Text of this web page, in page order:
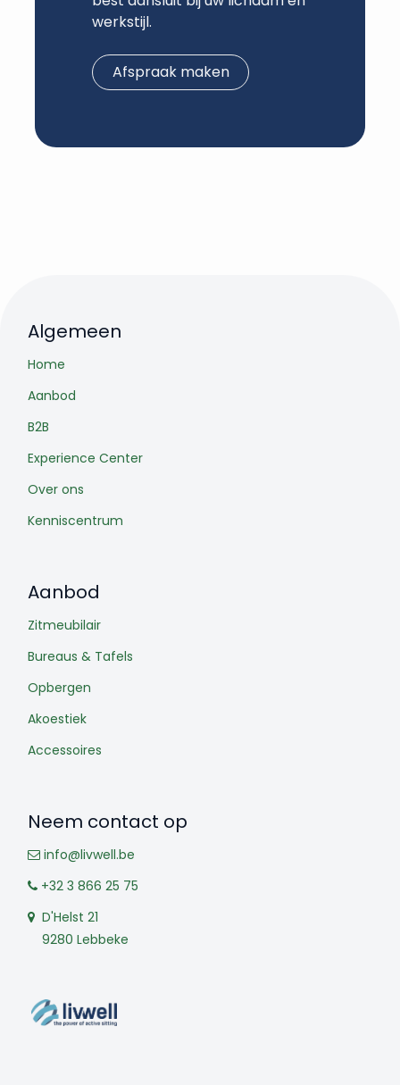
werkstijl.
Afspraak maken
Algemeen
Home
Aanbod
B2B
Experience Center
Over ons
Kenniscentrum
Aanbod
Zitmeubilair
Bureaus & Tafels
Opbergen
Akoestiek
Accessoires
Neem contact op
info@livwell.be
+32 3 866 25 75
D'Helst 21
9280 Lebbeke